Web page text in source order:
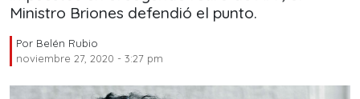
Ministro Briones defendió el punto.
Por Belén Rubio
noviembre 27, 2020 - 3:27 pm